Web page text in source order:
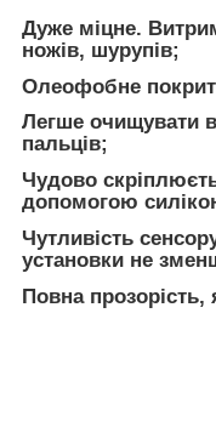
Дуже міцне.
ножів, шурупів;
Олеофобне
Легше очищувати
пальців;
Чудово
допомогою
Чутливість
установки не
Повна